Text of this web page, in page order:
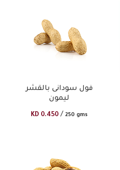
فول سودانى بالقشر
ليمون
KD 0.450 / 250 gms